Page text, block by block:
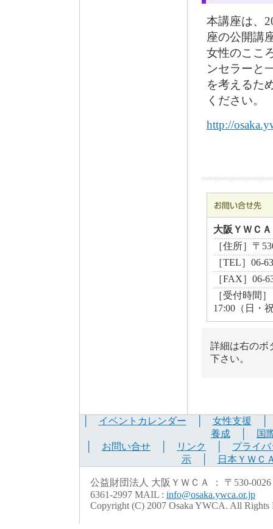
本講座は、
座の公開講
女性のここ
ンセラーと
を考えるた
ください。
http://
大阪ＹＷＣＡ
［住所］〒
［TEL］06-
［FAX］06-
［受付時間
17:00（日・
詳細は右のボ
下さい。
イベントカレンダー 女性支援
養成│
国
お問い合せ リンク
プライ
示│ 日本ＹＷＣ
公益財団法人 大阪ＹＷＣＡ ： 〒530-
6361-2997 MAIL : info@osaka.ywca.or.jp
Copyright (C) 2007 Osaka YWCA. All Rights